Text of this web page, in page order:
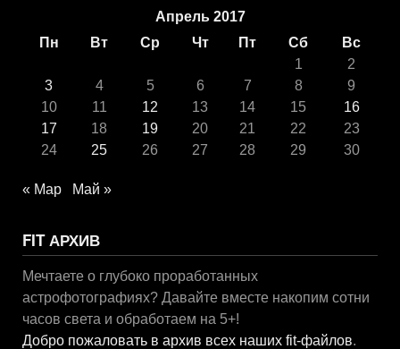
Апрель 2017
Пн
Вт Ср Чт Пт Сб
Вс
1
2
3
4 5 6 7 8
9
10
11 12 13 14 15
16
17
18 19 20 21 22
23
24
25 26 27 28 29 30
« Мар Май »
FIT АРХИВ
Мечтаете о глубоко проработанных
астрофотографиях? Давайте вместе накопим сотни
часов света и обработаем на 5+!
Добро пожаловать в архив всех наших fit-файлов.